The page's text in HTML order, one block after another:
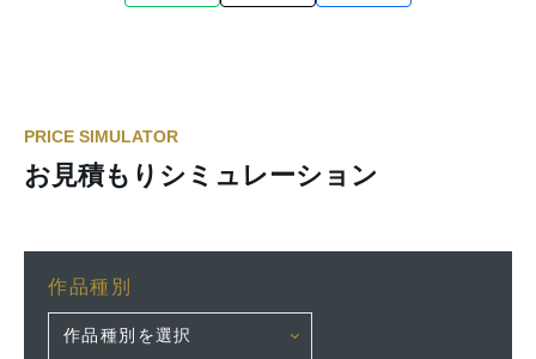
PRICE SIMULATOR
お見積もりシミュレーション
作品種別